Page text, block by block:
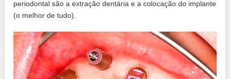
periodontal são a extração dentária e a colocação do implante
(o melhor de tudo).